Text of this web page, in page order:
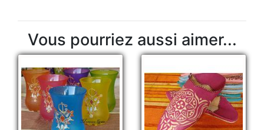
Vous pourriez aussi aimer...